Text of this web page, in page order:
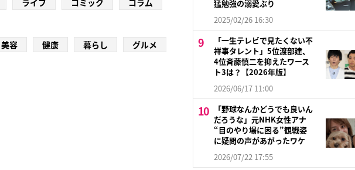
ライフ コミック
コラム
美容 健康 暮らし グルメ
猛勉強の溺愛ぶり
2025/02/26 16:30
「一生テレビで見たくない不
祥事タレント」5位渡部建、
4位斉藤慎二を抑えたワース
ト3は？【2026年版】
2026/06/17 11:00
「野球なんかどうでも良いん
だろうな」元NHK女性アナ
“目のやり場に困る”観戦姿
に疑問の声があがったワケ
2026/07/22 17:55